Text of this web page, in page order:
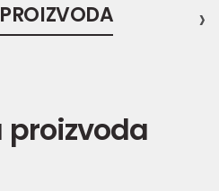
›
proizvoda